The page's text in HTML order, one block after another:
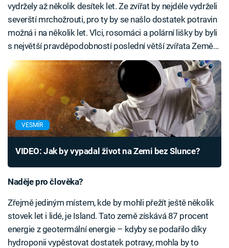
vydržely až několik desítek let. Ze zvířat by nejdéle vydrželi
severští mrchožrouti, pro ty by se našlo dostatek potravin
možná i na několik let. Vlci, rosomáci a polární lišky by byli
s největší pravděpodobností poslední větší zvířata Země…
VESMÍR
VIDEO: Jak by vypadal život na Zemi bez Slunce?
Naděje pro člověka?
Zřejmě jediným místem, kde by mohli přežít ještě několik
stovek let i lidé, je Island. Tato země získává 87 procent
energie z geotermální energie – kdyby se podařilo díky
hydroponii vypěstovat dostatek potravy, mohla by to